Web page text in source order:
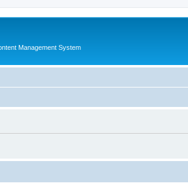
Management System